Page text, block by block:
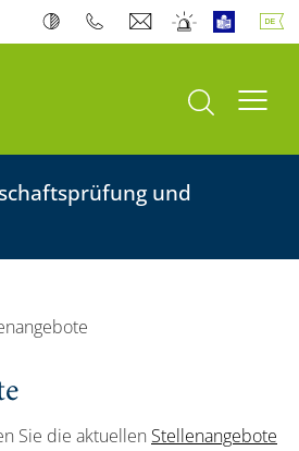
Suche öffnen
und
Sie die aktuellen Stellenangebote